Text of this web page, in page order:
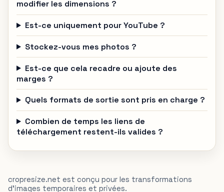
modifier les dimensions ?
Est-ce uniquement pour YouTube ?
Stockez-vous mes photos ?
Est-ce que cela recadre ou ajoute des
marges ?
Quels formats de sortie sont pris en charge ?
Combien de temps les liens de
téléchargement restent-ils valides ?
cropresize.net est conçu pour les transformations
d'images temporaires et privées.